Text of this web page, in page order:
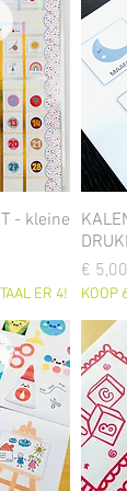
- kleine
ER 4!
Prijs
€ 5,00
KOOP